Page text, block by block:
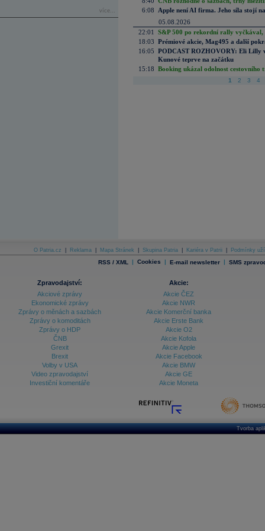
více...
6:08
Apple není AI firma. Jeho síla stojí
05.08.2026
22:01
S&P 500 po rekordní rally vyčkával,
18:03 Prémiové akcie, Mag495 a další
16:05 PODCAST ROZHOVORY: Eli Lilly
Kunové teprve na začátku
15:18 Booking ukázal odolnost cestovního
1 2 3 4
O Patria.cz Reklama Mapa Stránek Skupina Patria Kariéra v Patrii Podmínky
RSS / XML | Cookies | E-mail newsletter | SMS
Zpravodajství:
Akciové zprávy
Ekonomické zprávy
Zprávy o měnách a sazbách
Zprávy o komoditách
Zprávy o HDP
ČNB
Grexit
Brexit
Volby v USA
Video zpravodajství
Investiční komentáře
Akcie:
Akcie ČEZ
Akcie NWR
Akcie Komerční banka
Akcie Erste Bank
Akcie O2
Akcie Kofola
Akcie Apple
Akcie Facebook
Akcie BMW
Akcie GE
Akcie Moneta
Tvorba